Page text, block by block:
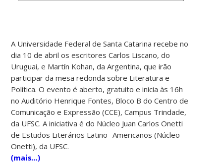
A Universidade Federal de Santa Catarina recebe no
dia 10 de abril os escritores Carlos Liscano, do
Uruguai, e Martín Kohan, da Argentina, que irão
participar da mesa redonda sobre Literatura e
Política. O evento é aberto, gratuito e inicia às 16h
no Auditório Henrique Fontes, Bloco B do Centro de
Comunicação e Expressão (CCE), Campus Trindade,
da UFSC. A iniciativa é do Núcleo Juan Carlos Onetti
de Estudos Literários Latino- Americanos (Núcleo
Onetti), da UFSC.
(mais…)